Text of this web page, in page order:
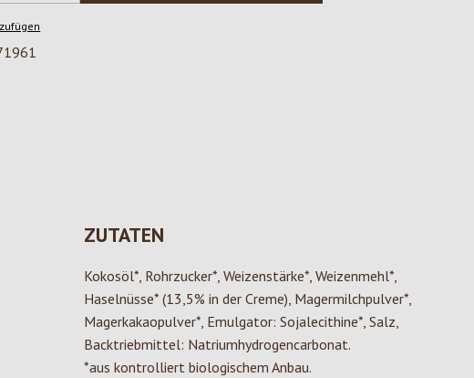
ZUTATEN
Kokosöl*, Rohrzucker*, Weizenstärke*, Weizenmehl*,
Haselnüsse* (13,5% in der Creme), Magermilchpulver*,
Magerkakaopulver*, Emulgator: Sojalecithine*, Salz,
Backtriebmittel: Natriumhydrogencarbonat.
*aus kontrolliert biologischem Anbau.